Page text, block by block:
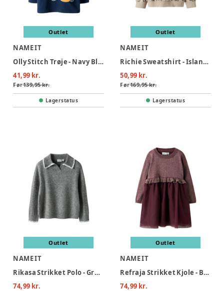
Outlet
NAME IT
Olly Stitch Trøje - Navy Blazer
41,99 kr.
Før139,95 kr.
Lagerstatus
Outlet
NAME IT
Richie Sweatshirt - Island Fossil
50,99 kr.
Før169,95 kr.
Lagerstatus
Outlet
NAME IT
Rikasa Strikket Polo - Grey Melange
74,99 kr.
Outlet
NAME IT
Refraja Strikket Kjole - Burgundy
74,99 kr.